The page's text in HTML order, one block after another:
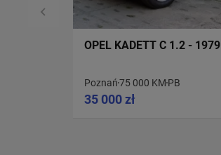
OPEL KADETT C 1.2 - 1979
Poznań75 000 KM PB
35 000 zł